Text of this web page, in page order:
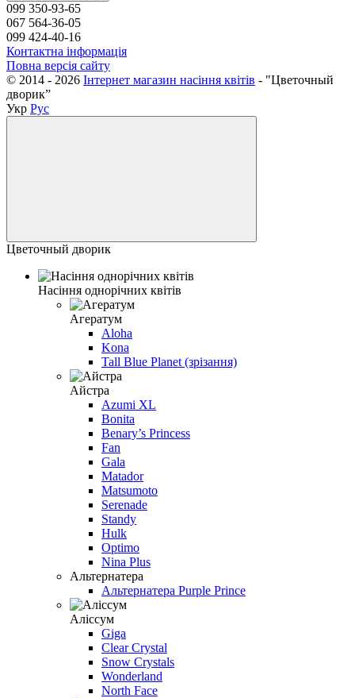
099 350-93-65
067 564-36-05
099 424-40-16
Контактна інформація
Повна версія сайту
© 2014 - 2026 Інтернет магазин насіння квітів - "Цветочный
дворик”
Укр Рус
Цветочный дворик
Насіння однорічних квітів
Агератум
Aloha
Kona
Tall Blue Planet (зрізання)
Айстра
Azumi XL
Bonita
Benary’s Princess
Fan
Gala
Matador
Matsumoto
Serenade
Standy
Hulk
Optimo
Nina Plus
Альтернатера
Альтернатера Purple Prince
Алiссум
Giga
Clear Crystal
Snow Crystals
Wonderland
North Face